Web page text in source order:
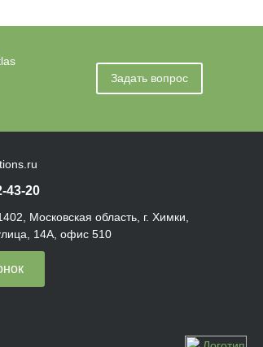
Задать вопрос
43-20
Московская область, г. Химки,
14А, офис 510